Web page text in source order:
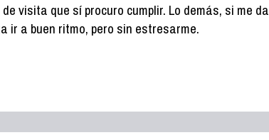
visita que sí procuro cumplir. Lo demás, si me da
ir a buen ritmo, pero sin estresarme.